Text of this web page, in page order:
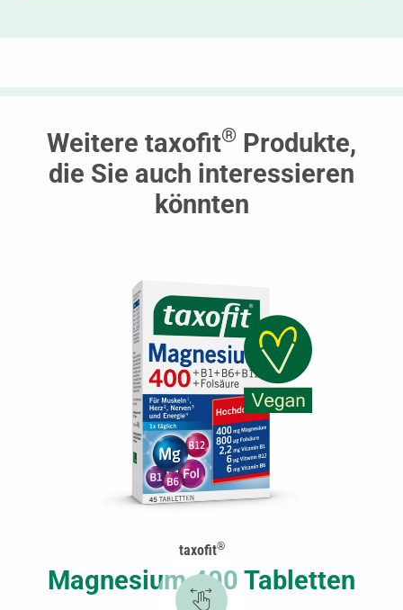
Weitere taxofit® Produkte,
die Sie auch interessieren
könnten
taxofit®
Magnesium 400 Tabletten